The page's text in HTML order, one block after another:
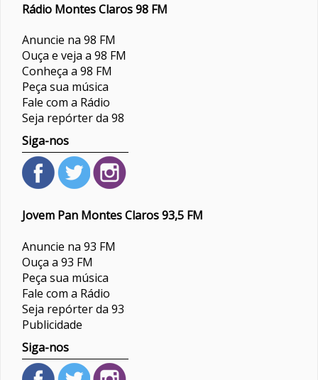
Rádio Montes Claros 98 FM
Anuncie na 98 FM
Ouça e veja a 98 FM
Conheça a 98 FM
Peça sua música
Fale com a Rádio
Seja repórter da 98
Siga-nos
Jovem Pan Montes Claros 93,5 FM
Anuncie na 93 FM
Ouça a 93 FM
Peça sua música
Fale com a Rádio
Seja repórter da 93
Publicidade
Siga-nos